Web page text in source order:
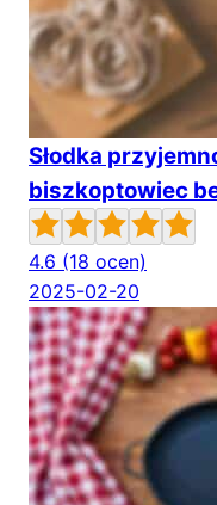
Słodka
biszkoptowiec
4.6 (18 ocen)
2025-02-20